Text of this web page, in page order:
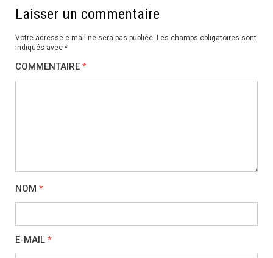
Laisser un commentaire
Votre adresse e-mail ne sera pas publiée. Les champs obligatoires sont
indiqués avec *
COMMENTAIRE *
NOM *
E-MAIL *